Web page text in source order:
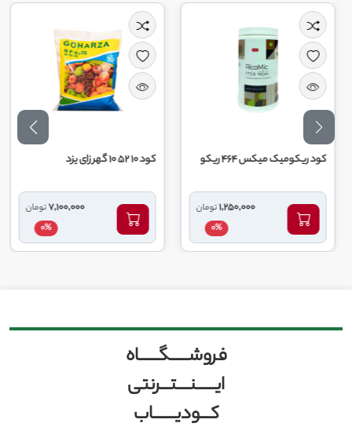
کود ریکومیک میکس 464 ریکو
1,250,000تومان
0%
کود 10 52 10 گهر زای یزد
7,100,000تومان
0%
فروشــــــگــــــاه
ایــــــنــــتـــرنتی
کـــودیـــــــاب